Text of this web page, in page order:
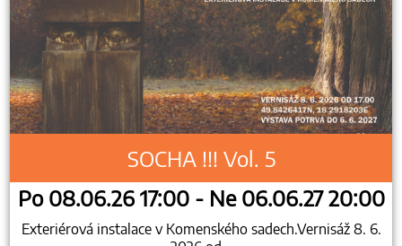
SOCHA !!! Vol. 5
Po 08.06.26 17:00 - Ne 06.06.27 20:00
Exteriérová instalace v Komenského sadech.Vernisáž 8. 6.